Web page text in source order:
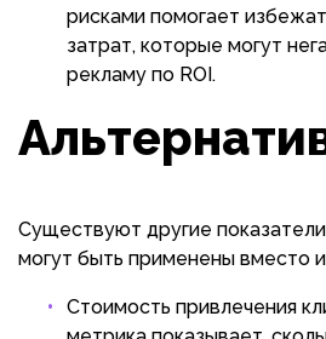
рисками помогает
затрат, которые могут
рекламу по ROI.
Существуют другие
могут быть применены вместо
Стоимость привлечения